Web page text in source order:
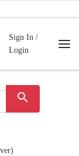
Sign In /
Login
search